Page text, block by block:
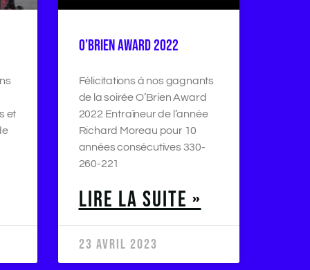
et
O’BRIEN AWARD 2022
Félicitations à nos gagnants
de la soirée O’Brien Award
2022 Entraîneur de l’année
Richard Moreau pour 10
années consécutives 330-
260-221
LIRE LA SUITE »
23 AVRIL 2023